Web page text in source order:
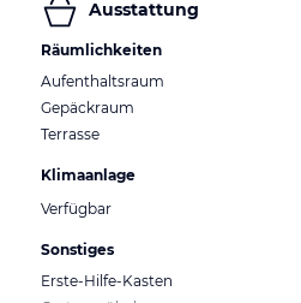
Ausstattung
Räumlichkeiten
Aufenthaltsraum
Gepäckraum
Terrasse
Klimaanlage
Verfügbar
Sonstiges
Erste-Hilfe-Kasten